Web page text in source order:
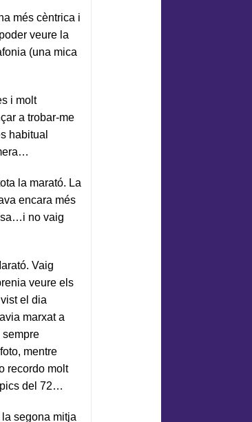
més cèntrica i
veure la
(una mica
i molt
a trobar-me
habitual
la marató. La
encara més
no vaig
Vaig
veure els
el dia
marxat a
sempre
mentre
recordo molt
del 72…
segona mitja